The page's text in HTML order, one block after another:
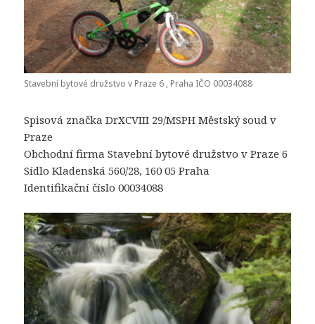
Stavební bytové družstvo v Praze 6 , Praha IČO 00034088
Spisová značka DrXCVIII 29/MSPH Městský soud v
Praze
Obchodní firma Stavební bytové družstvo v Praze 6
Sídlo Kladenská 560/28, 160 05 Praha
Identifikační číslo 00034088